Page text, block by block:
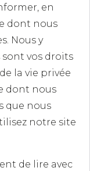
en
dont nous
Nous y
vos droits
la vie privée
dont nous
que nous
notre site
de lire avec